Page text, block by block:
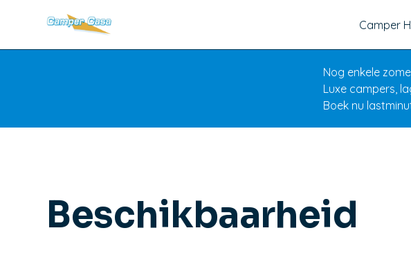
Camper
Nog enkele
Luxe campers,
Boek nu
Beschikbaarheid